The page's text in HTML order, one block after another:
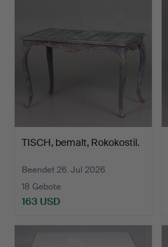
TISCH, bemalt, Rokokostil.
Beendet 26. Jul 2026
18 Gebote
163 USD